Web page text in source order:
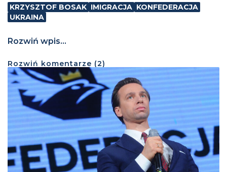
KRZYSZTOF BOSAK IMIGRACJA KONFEDERACJA
UKRAINA
Rozwiń wpis...
Rozwiń komentarze (2)